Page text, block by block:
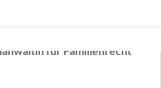
für Familienrecht